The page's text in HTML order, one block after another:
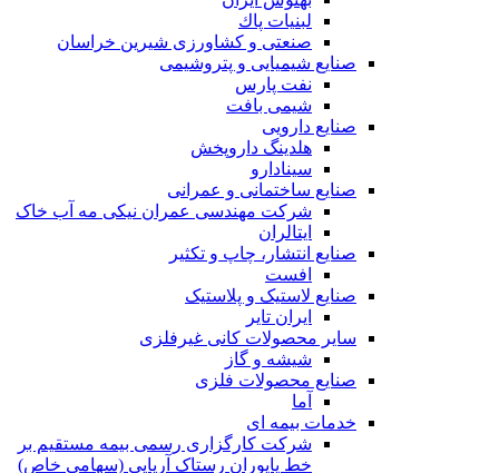
لبنيات پاك
صنعتی و کشاورزی شیرین خراسان
صنایع شیمیایی و پتروشیمی
نفت پارس
شیمی بافت
صنایع دارویی
هلدینگ داروپخش
سینادارو
صنایع ساختمانی و عمرانی
شرکت مهندسی عمران نیکی مه آب خاک
ایتالران
صنایع انتشار، چاپ و تکثير
افست
صنایع لاستیک و پلاستیک
ایران تایر
ساير محصولات كانی غيرفلزی
شیشه و گاز
صنایع محصولات فلزی
آما
خدمات بیمه ای
شرکت کارگزاری رسمی بیمه مستقیم بر
خط پایوران رستاک آریایی (سهامی خاص)